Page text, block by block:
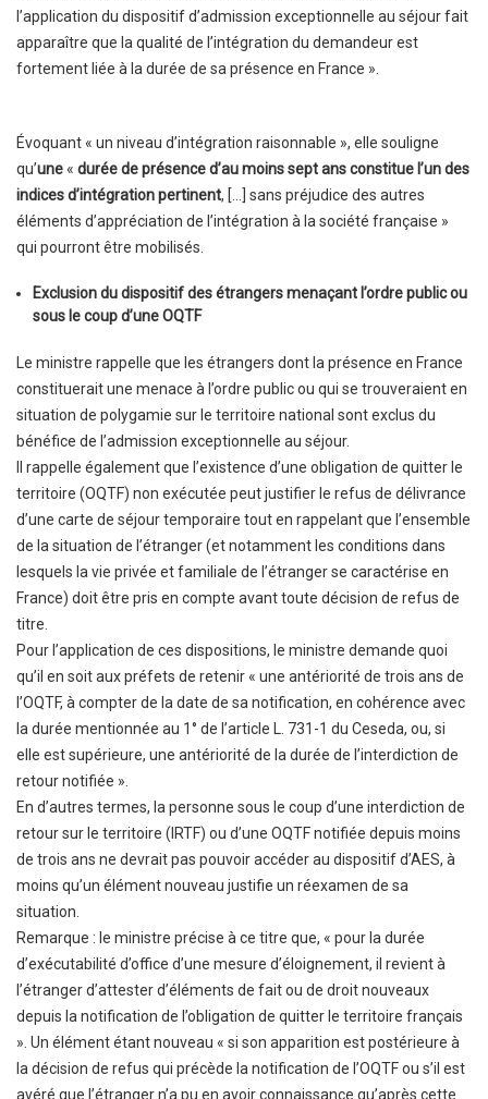
l’application du dispositif d’admission exceptionnelle au séjour fait
apparaître que la qualité de l’intégration du demandeur est
fortement liée à la durée de sa présence en France ».
Évoquant « un niveau d’intégration raisonnable », elle souligne
qu’une« durée de présence d’au moins sept ans constitue l’un des
indices d’intégration pertinent, […] sans préjudice des autres
éléments d’appréciation de l’intégration à la société française »
qui pourront être mobilisés.
Exclusion du dispositif des étrangers menaçant l’ordre public ou
sous le coup d’une OQTF
Le ministre rappelle que les étrangers dont la présence en France
constituerait une menace à l’ordre public ou qui se trouveraient en
situation de polygamie sur le territoire national sont exclus du
bénéfice de l’admission exceptionnelle au séjour.
Il rappelle également que l’existence d’une obligation de quitter le
territoire (OQTF) non exécutée peut justifier le refus de délivrance
d’une carte de séjour temporaire tout en rappelant que l’ensemble
de la situation de l’étranger (et notamment les conditions dans
lesquels la vie privée et familiale de l’étranger se caractérise en
France) doit être pris en compte avant toute décision de refus de
titre.
Pour l’application de ces dispositions, le ministre demande quoi
qu’il en soit aux préfets de retenir « une antériorité de trois ans de
l’OQTF, à compter de la date de sa notification, en cohérence avec
la durée mentionnée au 1° de l’article L. 731-1 du Ceseda, ou, si
elle est supérieure, une antériorité de la durée de l’interdiction de
retour notifiée ».
En d’autres termes, la personne sous le coup d’une interdiction de
retour sur le territoire (IRTF) ou d’une OQTF notifiée depuis moins
de trois ans ne devrait pas pouvoir accéder au dispositif d’AES, à
moins qu’un élément nouveau justifie un réexamen de sa
situation.
Remarque : le ministre précise à ce titre que, « pour la durée
d’exécutabilité d’office d’une mesure d’éloignement, il revient à
l’étranger d’attester d’éléments de fait ou de droit nouveaux
depuis la notification de l’obligation de quitter le territoire français
». Un élément étant nouveau « si son apparition est postérieure à
la décision de refus qui précède la notification de l’OQTF ou s’il est
avéré que l’étranger n’a pu en avoir connaissance qu’après cette